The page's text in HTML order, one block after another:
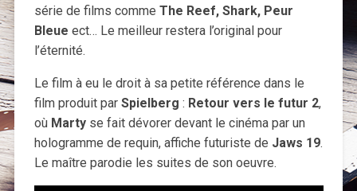
série de films comme The Reef, Shark, Peur
Bleue ect… Le meilleur restera l’original pour
l’éternité.
Le film à eu le droit à sa petite référence dans le
film produit par Spielberg : Retour vers le futur 2,
où Martyse fait dévorer devant le cinéma par un
hologramme de requin, affiche futuriste de Jaws 19.
Le maître parodie les suites de son oeuvre.